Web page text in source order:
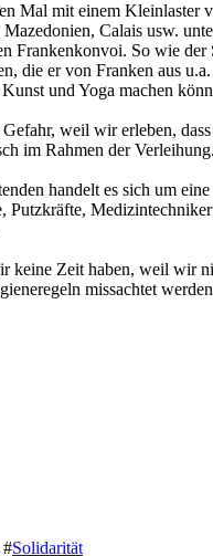
Mal mit einem
Calais usw.
Frankenkonvoi. So wie
die er von Franken aus
und Yoga machen
weil wir erleben,
im Rahmen der Verleihung.
handelt es sich um
Zeit haben, weil wir
missachtet
#Solidarität